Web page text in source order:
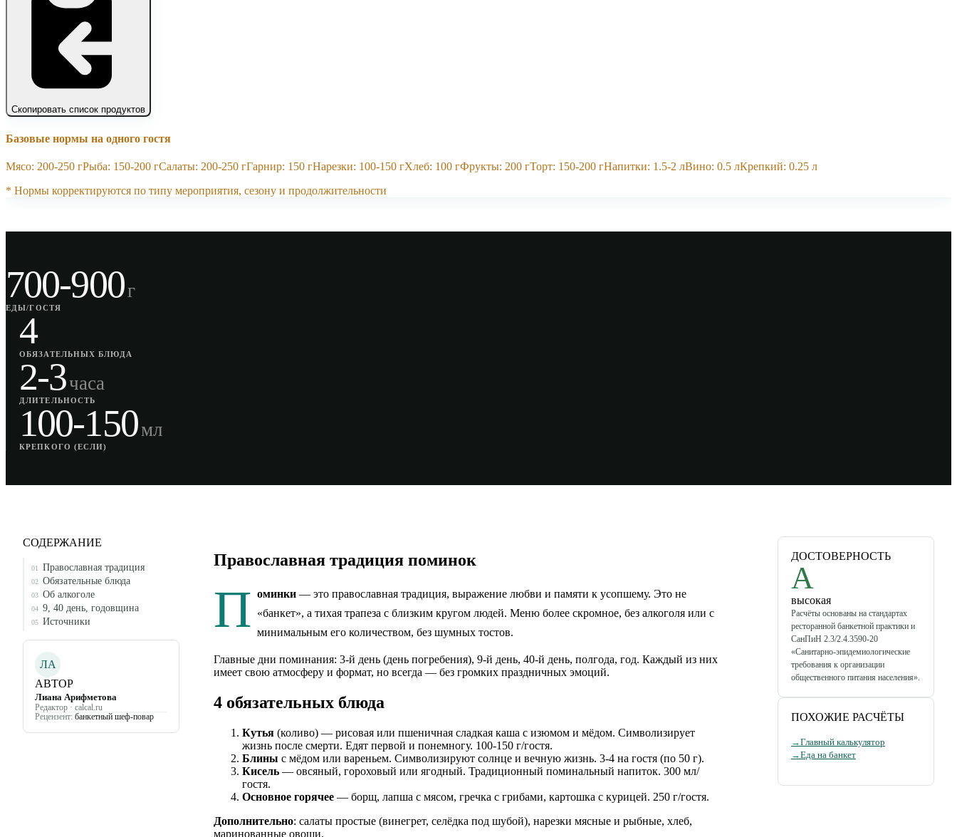
Скопировать список продуктов
Базовые нормы на одного гостя
Мясо: 200-250 гРыба: 150-200 гСалаты: 200-250 гГарнир: 150 гНарезки: 100-150 гХлеб: 100 гФрукты: 200 гТорт: 150-200 гНапитки: 1.5-2 лВино: 0.5 лКрепкий: 0.25 л
* Нормы корректируются по типу мероприятия, сезону и продолжительности
700-900г
ЕДЫ/ГОСТЯ
4
ОБЯЗАТЕЛЬНЫХ БЛЮДА
2-3часа
ДЛИТЕЛЬНОСТЬ
100-150мл
КРЕПКОГО (ЕСЛИ)
СОДЕРЖАНИЕ
01 Православная традиция
02 Обязательные блюда
03 Об алкоголе
04 9, 40 день, годовщина
05 Источники
ЛА
АВТОР
Лиана Арифметова
Редактор · calcal.ru
Рецензент: банкетный шеф-повар
Православная традиция поминок
П оминки — это православная традиция, выражение любви и памяти к усопшему. Это не
«банкет», а тихая трапеза с близким кругом людей. Меню более скромное, без алкоголя или с
минимальным его количеством, без шумных тостов.
Главные дни поминания: 3-й день (день погребения), 9-й день, 40-й день, полгода, год. Каждый из них
имеет свою атмосферу и формат, но всегда — без громких праздничных эмоций.
4 обязательных блюда
Кутья (коливо) — рисовая или пшеничная сладкая каша с изюмом и мёдом. Символизирует
жизнь после смерти. Едят первой и понемногу. 100-150 г/гостя.
Блины с мёдом или вареньем. Символизируют солнце и вечную жизнь. 3-4 на гостя (по 50 г).
Кисель — овсяный, гороховый или ягодный. Традиционный поминальный напиток. 300 мл/
гостя.
Основное горячее — борщ, лапша с мясом, гречка с грибами, картошка с курицей. 250 г/гостя.
Дополнительно: салаты простые (винегрет, селёдка под шубой), нарезки мясные и рыбные, хлеб,
маринованные овощи.
ДОСТОВЕРНОСТЬ
A
высокая
Расчёты основаны на стандартах
ресторанной банкетной практики и
СанПиН 2.3/2.4.3590-20
«Санитарно-эпидемиологические
требования к организации
общественного питания населения».
ПОХОЖИЕ РАСЧЁТЫ
→Главный калькулятор
→Еда на банкет